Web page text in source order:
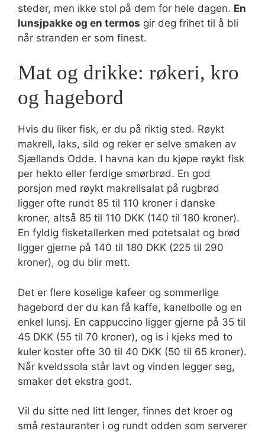
steder, men ikke stol på dem for hele dagen. En
lunsjpakke og en termos gir deg frihet til å bli
når stranden er som finest.
Mat og drikke: røkeri, kro
og hagebord
Hvis du liker fisk, er du på riktig sted. Røykt
makrell, laks, sild og reker er selve smaken av
Sjællands Odde. I havna kan du kjøpe røykt fisk
per hekto eller ferdige smørbrød. En god
porsjon med røykt makrellsalat på rugbrød
ligger ofte rundt 85 til 110 kroner i danske
kroner, altså 85 til 110 DKK (140 til 180 kroner).
En fyldig fisketallerken med potetsalat og brød
ligger gjerne på 140 til 180 DKK (225 til 290
kroner), og du blir mett.
Det er flere koselige kafeer og sommerlige
hagebord der du kan få kaffe, kanelbolle og en
enkel lunsj. En cappuccino ligger gjerne på 35 til
45 DKK (55 til 70 kroner), og is i kjeks med to
kuler koster ofte 30 til 40 DKK (50 til 65 kroner).
Når kveldssola står lavt og vinden legger seg,
smaker det ekstra godt.
Vil du sitte ned litt lenger, finnes det kroer og
små restauranter i og rundt odden som serverer